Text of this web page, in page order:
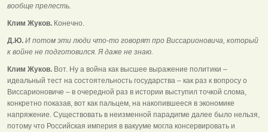
вообще прелесть.
Клим Жуков. Конечно.
Д.Ю. И потом эти люди что-то говорят про Виссарионовича, который
к войне не подготовился. Я даже не знаю.
Клим Жуков. Вот. Ну а война как высшее выражение политики –
идеальный тест на состоятельность государства – как раз к вопросу о
Виссарионовиче – в очередной раз в истории выступил точкой слома,
конкретно показав, вот как пальцем, на накопившееся в экономике
напряжение. Существовать в неизменной парадигме далее было нельзя,
потому что Российская империя в вакууме могла консервировать и